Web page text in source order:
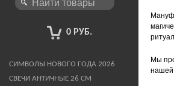
0 РУБ.
СИМВОЛЫ НОВОГО ГОДА 2026
СВЕЧИ АНТИЧНЫЕ 26 СМ
Мы
нашей